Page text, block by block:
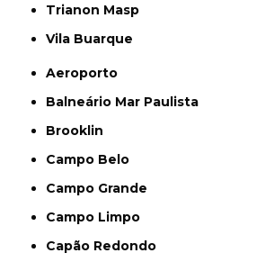
Trianon Masp
Vila Buarque
Aeroporto
Balneário Mar Paulista
Brooklin
Campo Belo
Campo Grande
Campo Limpo
Capão Redondo